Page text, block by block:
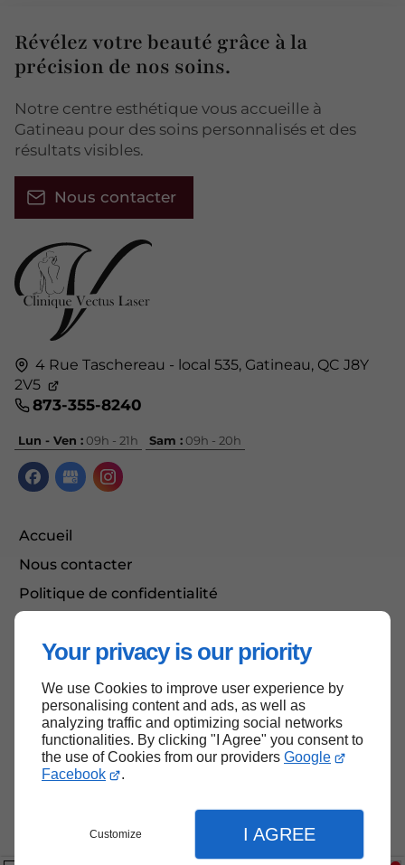
Your privacy is our priority
We use Cookies to improve user experience by
personalising content and ads, as well as
analyzing traffic and optimizing social networks
functionalities. By clicking "I Agree" you consent to
the use of Cookies from our providers Google
Facebook
.
Customize I AGREE
4 Rue Taschereau - local 535, Gatineau, QC J8Y
2V5
873-355-8240
Lun - Ven : 09h - 21h Sam : 09h - 20h
Accueil
Nous contacter
Politique de confidentialité
Révélez votre beauté grâce à la
précision de nos soins.
Notre centre esthétique vous accueille à
Gatineau pour des soins personnalisés et des
résultats visibles.
Nous contacter
Haut de page